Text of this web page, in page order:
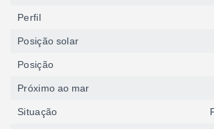
Perfil
Posição solar
Posição
Próximo ao mar
Situação